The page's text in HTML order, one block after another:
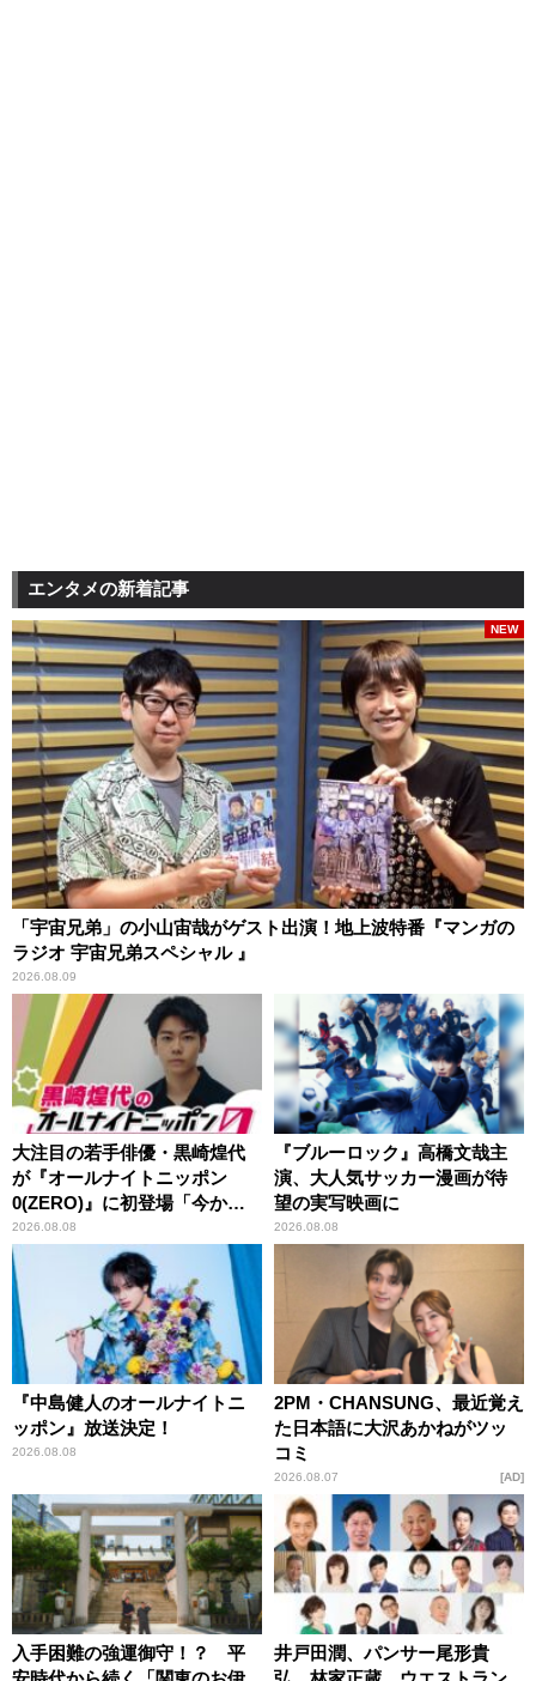
エンタメの新着記事
「宇宙兄弟」の小山宙哉がゲスト出演！地上波特番『マンガの
ラジオ 宇宙兄弟スペシャル 』
2026.08.09
NEW
大注目の若手俳優・黒崎煌代
が『オールナイトニッポン
0(ZERO)』に初登場「今から
とてもワクワクしておりま
す！」
2026.08.08
『ブルーロック』高橋文哉主
演、大人気サッカー漫画が待
望の実写映画に
2026.08.08
『中島健人のオールナイトニ
ッポン』放送決定！
2026.08.08
2PM・CHANSUNG、最近覚え
た日本語に大沢あかねがツッ
コミ
2026.08.07 AD
入手困難の強運御守！？ 平
井戸田潤、パンサー尾形貴